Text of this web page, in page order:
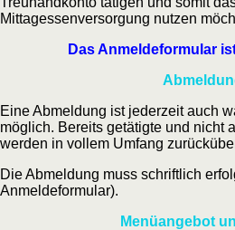
Mittagessenversorgung nutzen
Das Anmeldeformular
Eine Abmeldung ist jederzeit auch
möglich. Bereits getätigte und nicht
werden in vollem Umfang
Die Abmeldung muss schriftlich
Anmeldeformular).
Menüangebot